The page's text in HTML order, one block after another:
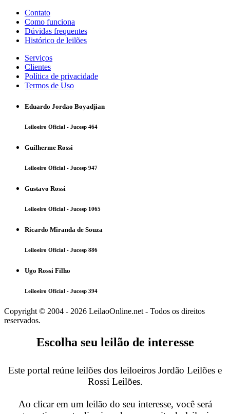
Contato
Como funciona
Dúvidas frequentes
Histórico de leilões
Serviços
Clientes
Política de privacidade
Termos de Uso
Eduardo Jordao Boyadjian
Leiloeiro Oficial - Jucesp 464
Guilherme Rossi
Leiloeiro Oficial - Jucesp 947
Gustavo Rossi
Leiloeiro Oficial - Jucesp 1065
Ricardo Miranda de Souza
Leiloeiro Oficial - Jucesp 886
Ugo Rossi Filho
Leiloeiro Oficial - Jucesp 394
Copyright © 2004 - 2026 LeilaoOnline.net - Todos os direitos
reservados.
Escolha seu leilão de interesse
Este portal reúne leilões dos leiloeiros Jordão Leilões e
Rossi Leilões.
Ao clicar em um leilão do seu interesse, você será